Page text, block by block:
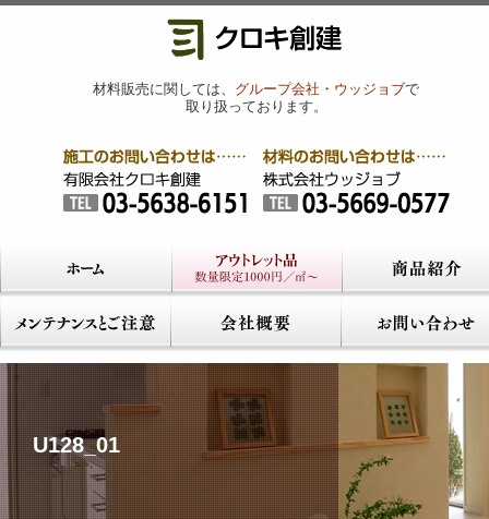
材料販売に関しては、 グループ会社・ウッジョブで
取り扱っております。
U128_01